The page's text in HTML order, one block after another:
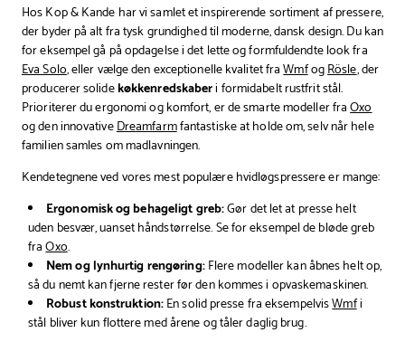
Hos Kop & Kande har vi samlet et inspirerende sortiment af pressere,
der byder på alt fra tysk grundighed til moderne, dansk design. Du kan
for eksempel gå på opdagelse i det lette og formfuldendte look fra
Eva Solo, eller vælge den exceptionelle kvalitet fraWmfogRösle, der
producerer solidekøkkenredskaberi formidabelt rustfrit stål.
Prioriterer du ergonomi og komfort, er de smarte modeller fraOxo
og den innovativeDreamfarmfantastiske at holde om, selv når hele
familien samles om madlavningen.
Kendetegnene ved vores mest populære hvidløgspressere er mange:
Ergonomisk og behageligt greb:Gør det let at presse helt
uden besvær, uanset håndstørrelse. Se for eksempel de bløde greb
fraOxo.
Nem og lynhurtig rengøring:Flere modeller kan åbnes helt op,
så du nemt kan fjerne rester før den kommes i opvaskemaskinen.
Robust konstruktion:En solid presse fra eksempelvisWmfi
stål bliver kun flottere med årene og tåler daglig brug.